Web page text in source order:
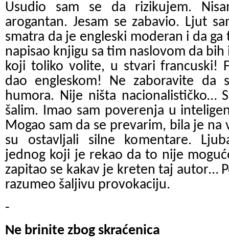
Usudio sam se da rizikujem.
arogantan. Jesam se zabavio. Ljut
smatra da je engleski moderan i da
napisao knjigu sa tim naslovom da
koji toliko volite, u stvari francuski!
dao engleskom! Ne zaboravite da
humora. Nije ništa nacionalističko…
šalim. Imao sam poverenja u
Mogao sam da se prevarim, bila je na
su ostavljali silne komentare.
jednog koji je rekao da to nije
zapitao se kakav je kreten taj autor…
razumeo šaljivu provokaciju.
-
Ne brinite zbog skraćenica